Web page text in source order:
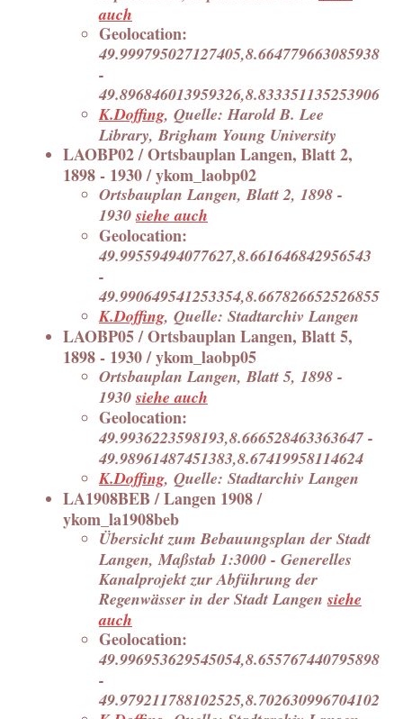
auch
Geolocation:
49.999795027127405,8.664779663085938
-
49.896846013959326,8.833351135253906
K.Doffing, Quelle: Harold B. Lee
Library, Brigham Young University
LAOBP02 / Ortsbauplan Langen, Blatt 2,
1898 - 1930 / ykom_laobp02
Ortsbauplan Langen, Blatt 2, 1898 -
1930siehe auch
Geolocation:
49.99559494077627,8.661646842956543
-
49.990649541253354,8.667826652526855
K.Doffing, Quelle: Stadtarchiv Langen
LAOBP05 / Ortsbauplan Langen, Blatt 5,
1898 - 1930 / ykom_laobp05
Ortsbauplan Langen, Blatt 5, 1898 -
1930siehe auch
Geolocation:
49.9936223598193,8.666528463363647 -
49.98961487451383,8.67419958114624
K.Doffing, Quelle: Stadtarchiv Langen
LA1908BEB / Langen 1908 /
ykom_la1908beb
Übersicht zum Bebauungsplan der Stadt
Langen, Maßstab 1:3000 - Generelles
Kanalprojekt zur Abführung der
Regenwässer in der Stadt Langensiehe
auch
Geolocation:
49.996953629545054,8.655767440795898
-
49.979211788102525,8.702630996704102